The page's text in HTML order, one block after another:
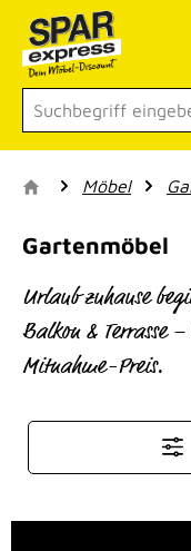
Zum Hauptinhalt
Möbel
Gartenmöbel
Urlaub zuhause
Balkon & Terrasse
Mitnahme-Preis.